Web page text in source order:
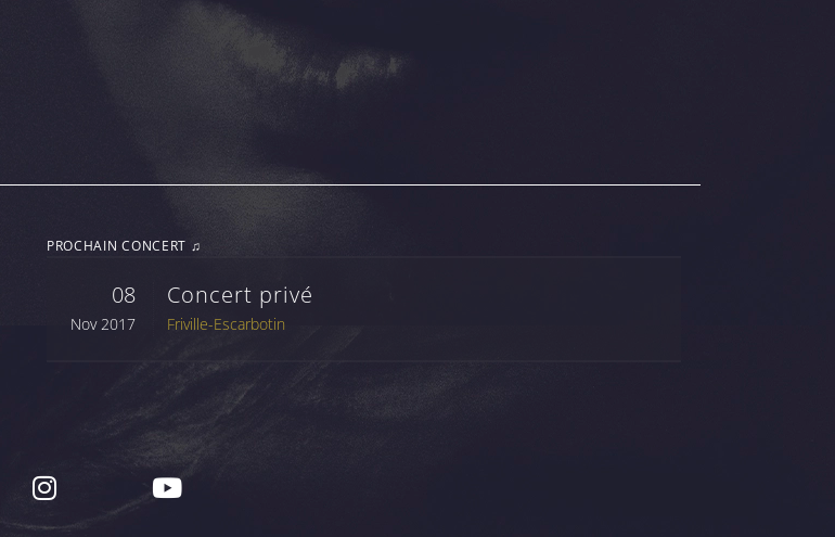
PROCHAIN CONCERT ♫
08
Nov 2017
Concert privé
Friville-Escarbotin